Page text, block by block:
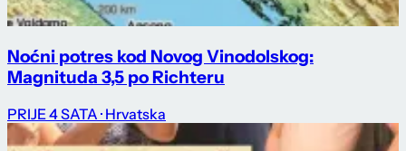
Noćni potres kod Novog Vinodolskog:
Magnituda 3,5 po Richteru
PRIJE 4 SATA · Hrvatska